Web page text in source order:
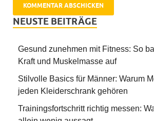
NEUSTE BEITRÄGE
Gesund zunehmen mit Fitness: So
Kraft und Muskelmasse auf
Stilvolle Basics für Männer: Warum
jeden Kleiderschrank gehören
Trainingsfortschritt richtig messen: